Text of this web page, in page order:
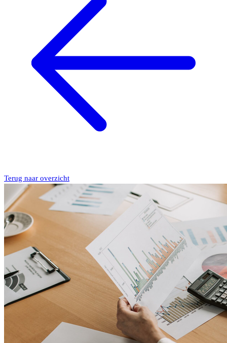
Terug naar overzicht